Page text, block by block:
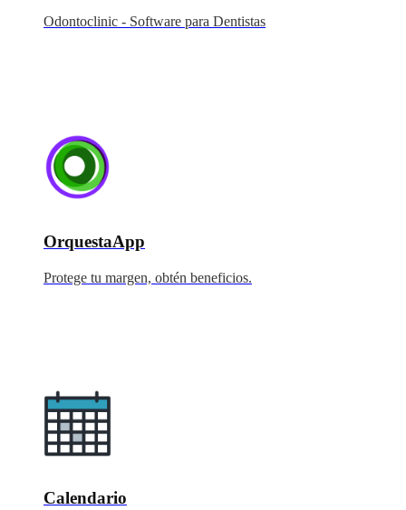
Odontoclinic - Software para Dentistas
OrquestaApp
Protege tu margen, obtén beneficios.
Calendario